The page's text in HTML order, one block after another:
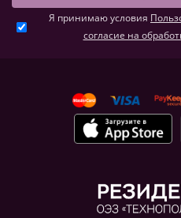
Я принимаю условия
согласие на